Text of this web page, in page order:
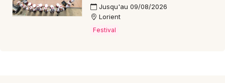
Jusqu'au 09/08/2026
Lorient
Festival